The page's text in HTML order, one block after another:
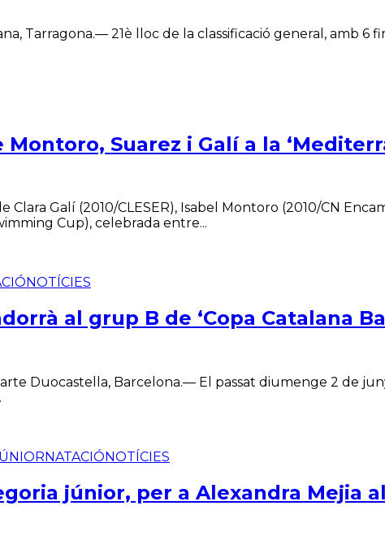
Tarragona.— 21è lloc de la classificació general, amb 6
Suarez i Galí a la
Galí (2010/CLESER), Isabel Montoro (2010/CN
Cup), celebrada entre...
NOTÍCIES
al grup B de ‘Copa Catalana
Duocastella, Barcelona.— El passat diumenge 2 de
NATACIÓ NOTÍCIES
júnior, per a Alexandra Mejia